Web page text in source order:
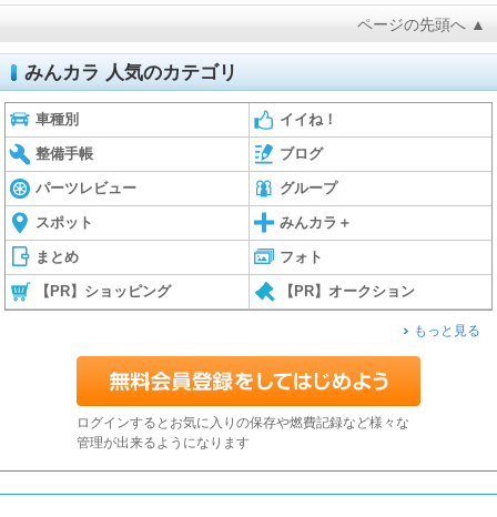
ページの先頭へ ▲
みんカラ 人気のカテゴリ
車種別 イイね！
整備手帳 ブログ
パーツレビュー グループ
スポット みんカラ＋
まとめ フォト
【PR】ショッピング 【PR】オークション
もっと見る
ログインするとお気に入りの保存や燃費記録など様々な
管理が出来るようになります